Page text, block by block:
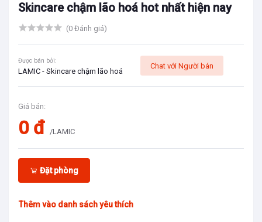
Skincare chậm lão hoá hot nhất hiện nay
(0 Đánh giá)
Được bán bởi:
LAMIC - Skincare chậm lão hoá
Chat với Người bán
Giá bán:
0 đ /LAMIC
Đặt phòng
Thêm vào danh sách yêu thích